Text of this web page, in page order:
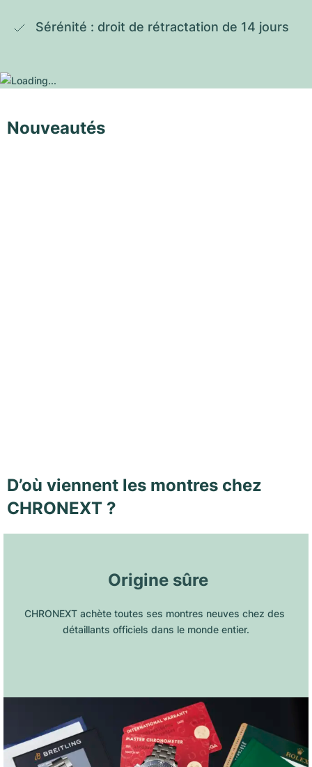
Sérénité : droit de rétractation de 14 jours
Nouveautés
D’où viennent les montres chez
CHRONEXT ?
Origine sûre
CHRONEXT achète toutes ses montres neuves chez des
détaillants officiels dans le monde entier.